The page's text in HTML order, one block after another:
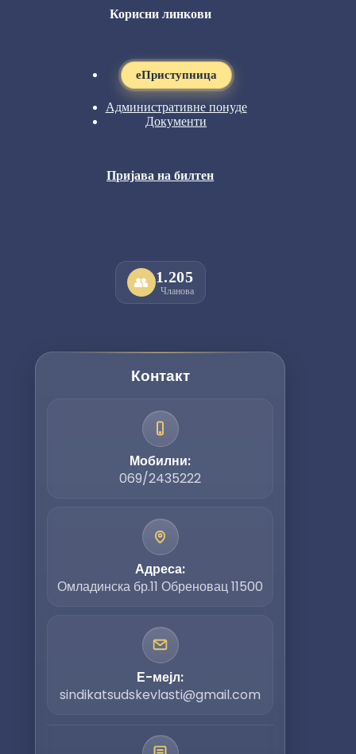
Корисни линкови
eПриступница
Административне понуде
Документи
Пријава на билтен
👥 1.205
Чланова
Контакт
Мобилни:
069/2435222
Адреса:
Омладинска бр.11 Обреновац 11500
Е-мејл:
sindikatsudskevlasti@gmail.com